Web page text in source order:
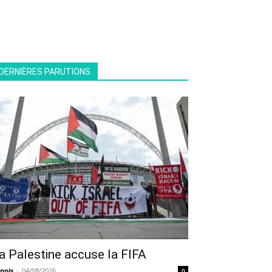
PARUTIONS
Palestine accuse la FIFA